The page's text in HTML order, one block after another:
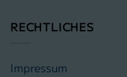
RECHTLICHES
Impressum